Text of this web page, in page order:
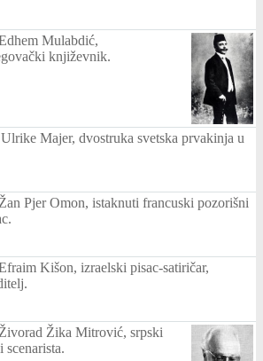
Mulabdić,
književnik.
Majer, dvostruka svetska prvakinja u
Pjer Omon, istaknuti francuski pozorišni
Kišon, izraelski pisac-satiričar,
Žika Mitrović, srpski